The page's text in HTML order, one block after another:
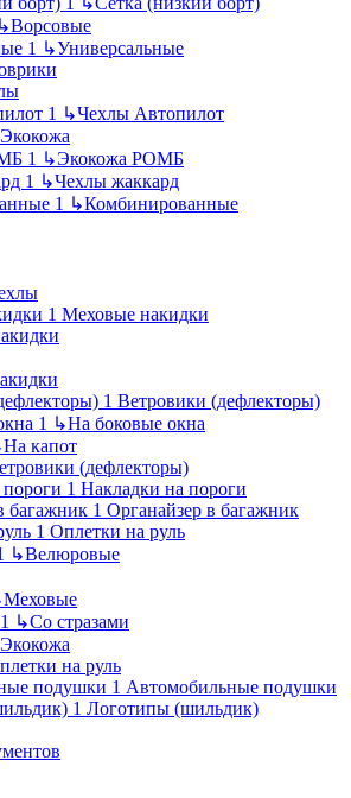
↳Ворсовые
↳Универсальные
↳Чехлы Автопилот
Экокожа
↳Экокожа РОМБ
↳Чехлы жаккард
↳Комбинированные
Меховые накидки
Ветровики (дефлекторы)
↳На боковые окна
На капот
(дефлекторы)
Накладки на пороги
Органайзер в багажник
Оплетки на руль
↳Велюровые
Меховые
↳Со стразами
Экокожа
на руль
Автомобильные подушки
Логотипы (шильдик)